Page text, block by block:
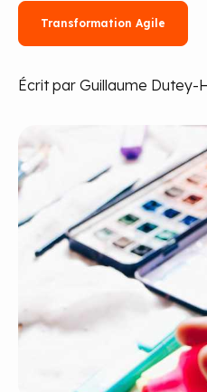
Transformation Agile
Écrit par Guillaume Dutey-